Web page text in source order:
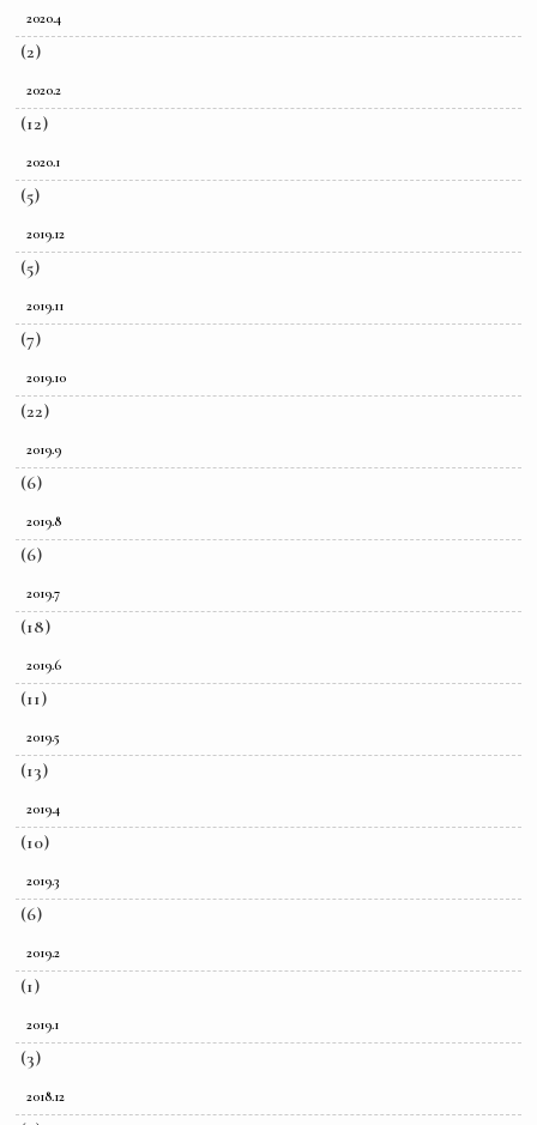
2020.4
(2)
2020.2
(12)
2020.1
(5)
2019.12
(5)
2019.11
(7)
2019.10
(22)
2019.9
(6)
2019.8
(6)
2019.7
(18)
2019.6
(11)
2019.5
(13)
2019.4
(10)
2019.3
(6)
2019.2
(1)
2019.1
(3)
2018.12